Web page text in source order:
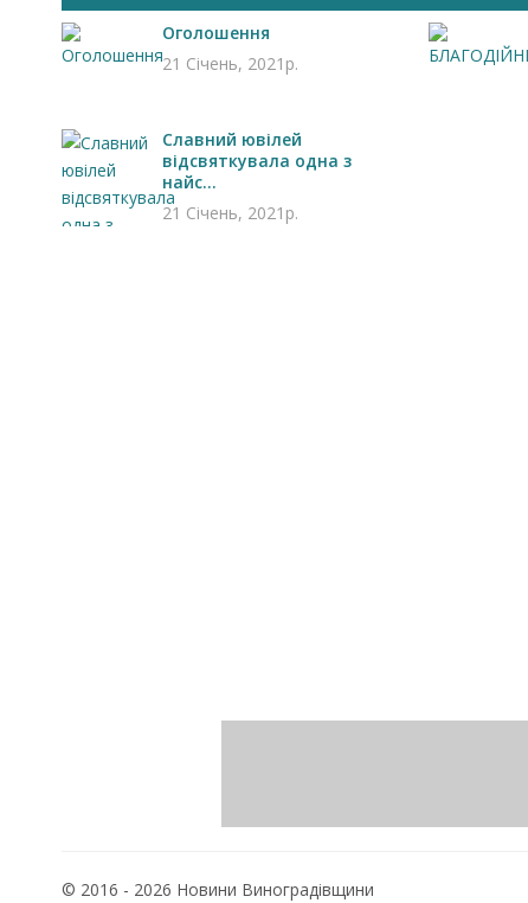
Оголошення
21 Січень, 2021р.
Славний ювілей
відсвяткувала одна з
найс...
21 Січень, 2021р.
© 2016 - 2026 Новини Виноградівщини